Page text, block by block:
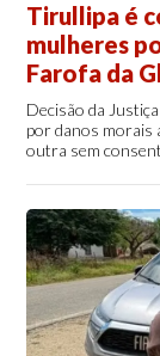
Tirullipa é
mulheres
Farofa da
Decisão da
por danos morais
outra sem